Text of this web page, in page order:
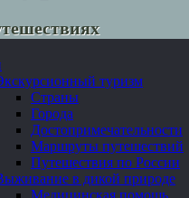
туризм
Страны
Города
Достопримечательности
Маршруты путешествий
Путешествия по России
в дикой природе
Медицинская помощь